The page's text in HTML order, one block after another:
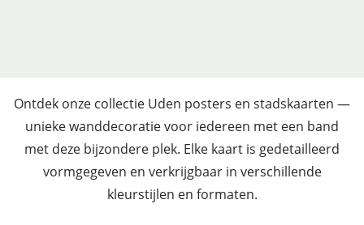
Ontdek onze collectie Uden posters en stadskaarten —
unieke wanddecoratie voor iedereen met een band
met deze bijzondere plek. Elke kaart is gedetailleerd
vormgegeven en verkrijgbaar in verschillende
kleurstijlen en formaten.